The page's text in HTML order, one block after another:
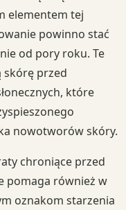
elementem tej
powinno stać
od pory roku. Te
skórę przed
które
nowotworów skóry.
chroniące przed
pomaga również w
oznakom starzenia